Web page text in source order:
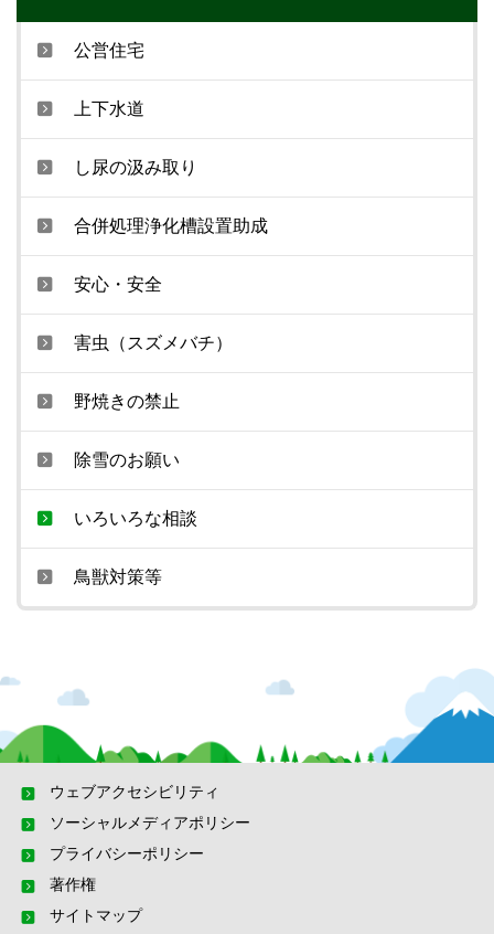
公営住宅
上下水道
し尿の汲み取り
合併処理浄化槽設置助成
安心・安全
害虫（スズメバチ）
野焼きの禁止
除雪のお願い
いろいろな相談
鳥獣対策等
ウェブアクセシビリティ
ソーシャルメディアポリシー
プライバシーポリシー
著作権
サイトマップ